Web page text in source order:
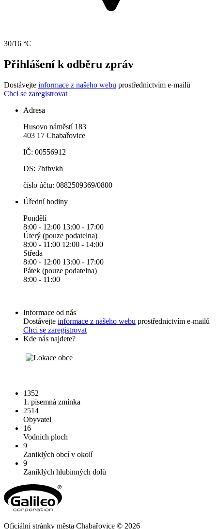
30/16 °C
Přihlášení k odběru zpráv
Dostávejte informace z našeho webu prostřednictvím e-mailů
Chci se zaregistrovat
Adresa
Husovo náměstí 183
403 17 Chabařovice
IČ: 00556912
DS: 7hfbvkh
číslo účtu: 0882509369/0800
Úřední hodiny
Pondělí
8:00 - 12:00 13:00 - 17:00
Úterý (pouze podatelna)
8:00 - 11:00 12:00 - 14:00
Středa
8:00 - 12:00 13:00 - 17:00
Pátek (pouze podatelna)
8:00 - 11:00
Informace od nás
Dostávejte informace z našeho webu prostřednictvím e-mailů
Chci se zaregistrovat
Kde nás najdete?
1352
1. písemná zmínka
2514
Obyvatel
16
Vodních ploch
9
Zaniklých obcí v okolí
9
Zaniklých hlubinných dolů
Oficiální stránky města Chabařovice © 2026